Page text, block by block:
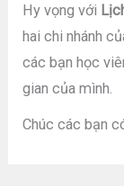
Hy vọng với
hai chi nhánh
các bạn học
gian của mình.
Chúc các bạn